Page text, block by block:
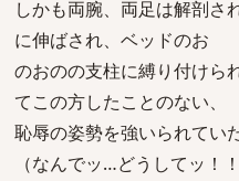
しかも両腕、両足は解剖さ
に伸ばされ、ベッドのお
のおのの支柱に縛り付けら
てこの方したことのない、
恥辱の姿勢を強いられていた
（なんでッ…どうしてッ！